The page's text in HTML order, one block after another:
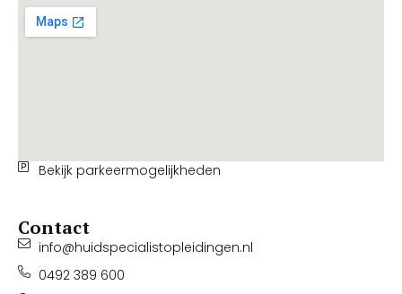
Bekijk parkeermogelijkheden
Contact
info@huidspecialistopleidingen.nl
0492 389 600